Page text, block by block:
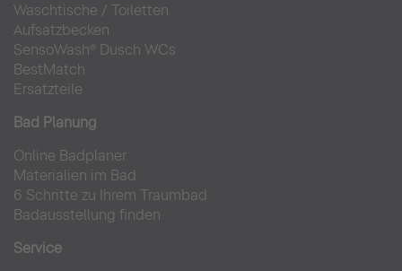
Waschtische / Toiletten
Aufsatzbecken
SensoWash® Dusch WCs
BestMatch
Ersatzteile
Bad Planung
Online Badplaner
Materialien im Bad
6 Schritte zu Ihrem Traumbad
Badausstellung finden
Service